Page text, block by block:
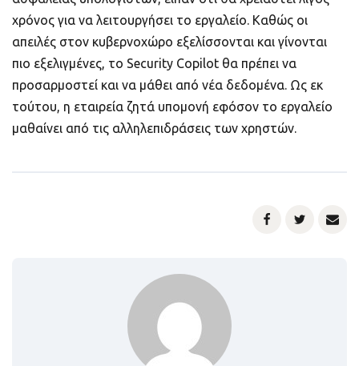
χρόνος για να λειτουργήσει το εργαλείο. Καθώς οι
απειλές στον κυβερνοχώρο εξελίσσονται και γίνονται
πιο εξελιγμένες, το Security Copilot θα πρέπει να
προσαρμοστεί και να μάθει από νέα δεδομένα. Ως εκ
τούτου, η εταιρεία ζητά υπομονή εφόσον το εργαλείο
μαθαίνει από τις αλληλεπιδράσεις των χρηστών.